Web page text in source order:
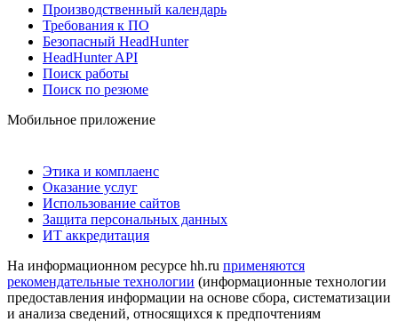
Производственный календарь
Требования к ПО
Безопасный HeadHunter
HeadHunter API
Поиск работы
Поиск по резюме
Мобильное приложение
Этика и комплаенс
Оказание услуг
Использование сайтов
Защита персональных данных
ИТ аккредитация
На информационном ресурсе hh.ru применяются
рекомендательные технологии (информационные технологии
предоставления информации на основе сбора, систематизации
и анализа сведений, относящихся к предпочтениям